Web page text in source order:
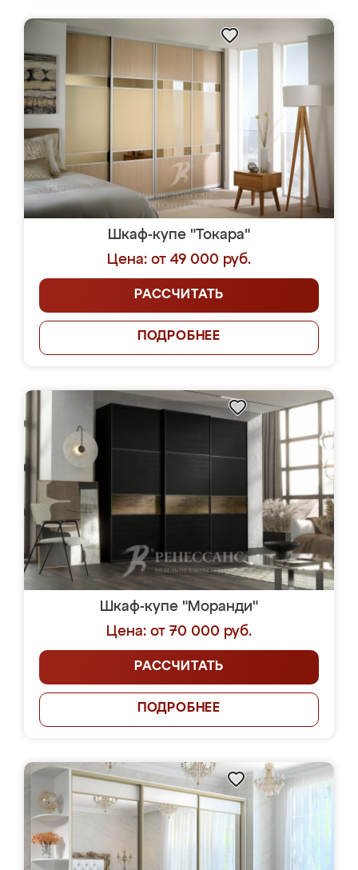
Шкаф-купе "Токара"
Цена: от 49 000 руб.
РАССЧИТАТЬ
ПОДРОБНЕЕ
Шкаф-купе "Моранди"
Цена: от 70 000 руб.
РАССЧИТАТЬ
ПОДРОБНЕЕ